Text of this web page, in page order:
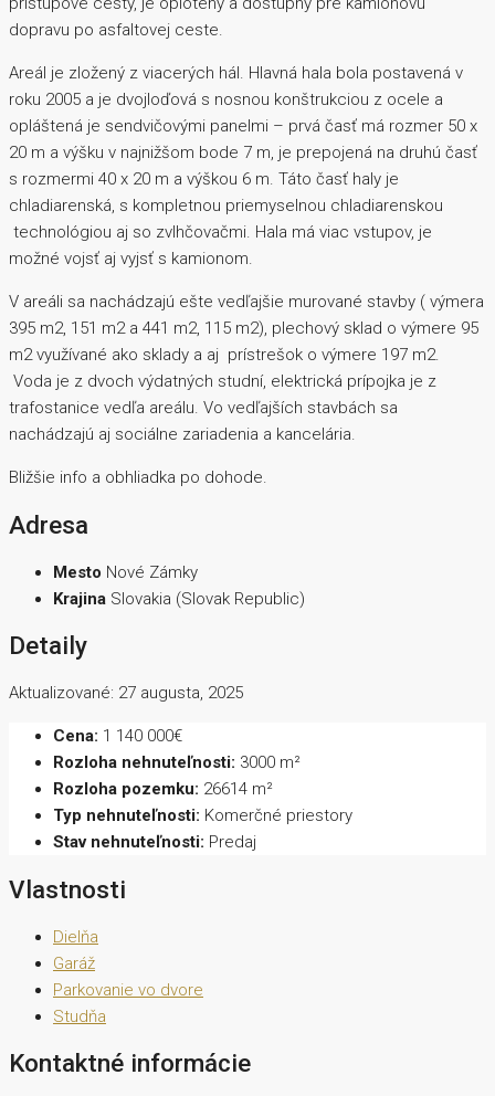
dopravu po asfaltovej ceste.
Areál je zložený z viacerých hál. Hlavná hala bola postavená v
roku 2005 a je dvojloďová s nosnou konštrukciou z ocele a
opláštená je sendvičovými panelmi – prvá časť má rozmer 50 x
20 m a výšku v najnižšom bode 7 m, je prepojená na druhú časť
s rozmermi 40 x 20 m a výškou 6 m. Táto časť haly je
chladiarenská, s kompletnou priemyselnou chladiarenskou
technológiou aj so zvlhčovačmi. Hala má viac vstupov, je
možné vojsť aj vyjsť s kamionom.
V areáli sa nachádzajú ešte vedľajšie murované stavby ( výmera
395 m2, 151 m2 a 441 m2, 115 m2), plechový sklad o výmere 95
m2 využívané ako sklady a aj prístrešok o výmere 197 m2.
Voda je z dvoch výdatných studní, elektrická prípojka je z
trafostanice vedľa areálu. Vo vedľajších stavbách sa
nachádzajú aj sociálne zariadenia a kancelária.
Bližšie info a obhliadka po dohode.
Adresa
Mesto Nové Zámky
Krajina Slovakia (Slovak Republic)
Detaily
Aktualizované: 27 augusta, 2025
Cena: 1 140 000€
Rozloha nehnuteľnosti: 3000 m²
Rozloha pozemku: 26614 m²
Typ nehnuteľnosti: Komerčné priestory
Stav nehnuteľnosti: Predaj
Vlastnosti
Dielňa
Garáž
Parkovanie vo dvore
Studňa
Kontaktné informácie